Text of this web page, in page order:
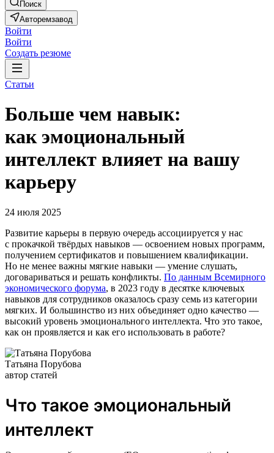
Поиск
Авторемзавод
Войти
Войти
Создать резюме
Статьи
Больше чем навык:
как эмоциональный
интеллект влияет на вашу
карьеру
24 июля 2025
Развитие карьеры в первую очередь ассоциируется у нас
с прокачкой твёрдых навыков — освоением новых программ,
получением сертификатов и повышением квалификации.
Но не менее важны мягкие навыки — умение слушать,
договариваться и решать конфликты. По данным Всемирного
экономического форума, в 2023 году в десятке ключевых
навыков для сотрудников оказалось сразу семь из категории
мягких. И большинство из них объединяет одно качество —
высокий уровень эмоционального интеллекта. Что это такое,
как он проявляется и как его использовать в работе?
Татьяна Порубова
автор статей
Что такое эмоциональный
интеллект